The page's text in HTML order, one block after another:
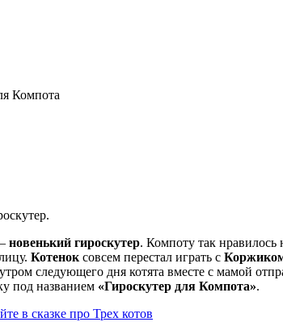
новенький гироскутер. Компоту так нравилось
Котенок совсем перестал играть с
следующего дня котята вместе с мамой
под названием «Гироскутер для Компота».
в сказке про Трех котов